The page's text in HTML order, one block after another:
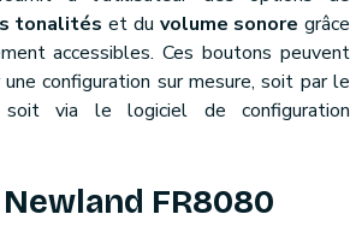
tonalités et du volume sonore grâce
accessibles. Ces boutons peuvent
une configuration sur mesure, soit par le
soit via le logiciel de configuration
FR8080